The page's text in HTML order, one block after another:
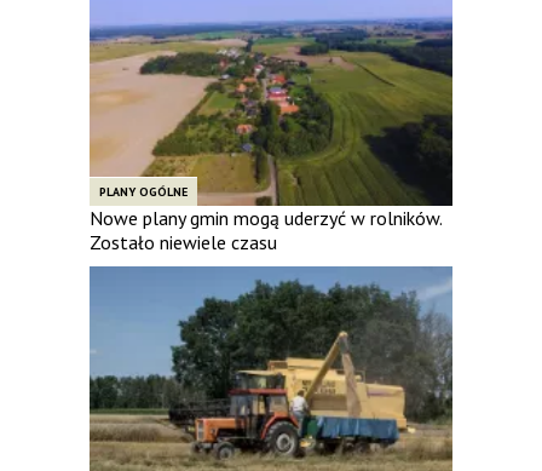
PLANY OGÓLNE
Nowe plany gmin mogą uderzyć w rolników.
Zostało niewiele czasu